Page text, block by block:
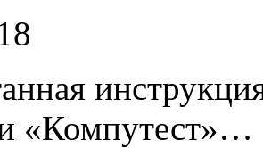
«Компутест»…